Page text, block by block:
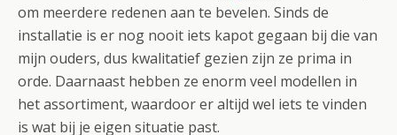
om meerdere redenen aan te bevelen. Sinds de
installatie is er nog nooit iets kapot gegaan bij die van
mijn ouders, dus kwalitatief gezien zijn ze prima in
orde. Daarnaast hebben ze enorm veel modellen in
het assortiment, waardoor er altijd wel iets te vinden
is wat bij je eigen situatie past.